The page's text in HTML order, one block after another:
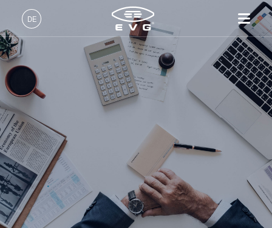
DE
Deutsch (DE)
English (EN)
日本語 (JA)
中文 (ZH)
Produkte
Lithographie
Nanopräge-Lithographie
Bonding
Metrologie
Dienstleistungen zur
Prozessentwicklung
IR LayerRelease™
MLE™ - Maskless Exposure
Technologie
Nanopräge-Lithographie
(NIL) - SmartNIL®
Wafer-Level Optics
Optische Lithographie
Unternehmen
Über EVG
Globale Präsenz
News und Presse
Events
Lieferanten und Partner
R&D Projects
Karriere
INSIDER-Jobs
Arbeitsbereiche
INSIDER-Benefits
INSIDER
Wie werde ich INSIDER?
Infos für Schulen, Schüler
und Studenten
Services
Kontakt
Über EVG
Globale Präsenz
News und Presse
Events
Lieferanten und Partner
R&D Projects